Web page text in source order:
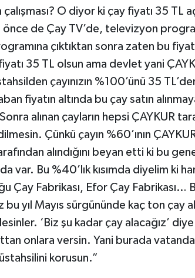
çalışması? O diyor ki çay fiyatı 35 TL
önce de Çay TV’de, televizyon
çıktıktan sonra zaten bu fiyat
35 TL olsun ama devlet yani
çayınızın %100’ünü 35
fiyatın altında bu çay satın
alınan çayların hepsi ÇAYKUR
Çünkü çayın %60’ının
alındığını beyan etti ki bu
var. Bu %40’lık kısımda diyelim ki
Çay Fabrikası, Efor Çay Fabrikası…
bu yıl Mayıs sürgününde kaç ton çay
‘Biz şu kadar çay alacağız’
onlara versin. Yani burada
korusun.”